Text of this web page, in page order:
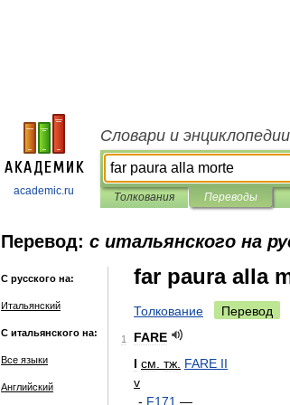
academic.ru
Словари и
Толкования Переводы
Перевод: с итальянского на
С русского на:
Итальянский
С итальянского на:
Все языки
Английский
far paura alla
Толкование Перевод
1
FARE
I см тж FARE II
v
- F171 —